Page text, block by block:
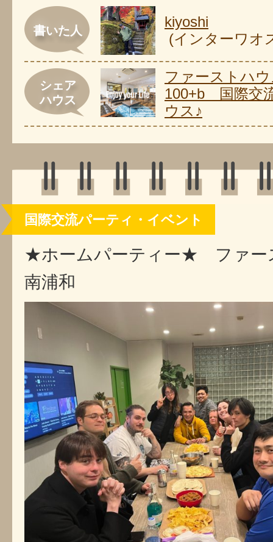
書いた人
kiyoshi
(インターワオ
シェア
ハウス
ファーストハ
100+b 国際交
ウス♪
国際交流パーティ・イベント
★ホームパーティー★ ファー
南浦和